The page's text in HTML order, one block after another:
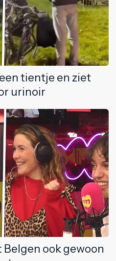
tientje en ziet
urinoir
ook gewoon